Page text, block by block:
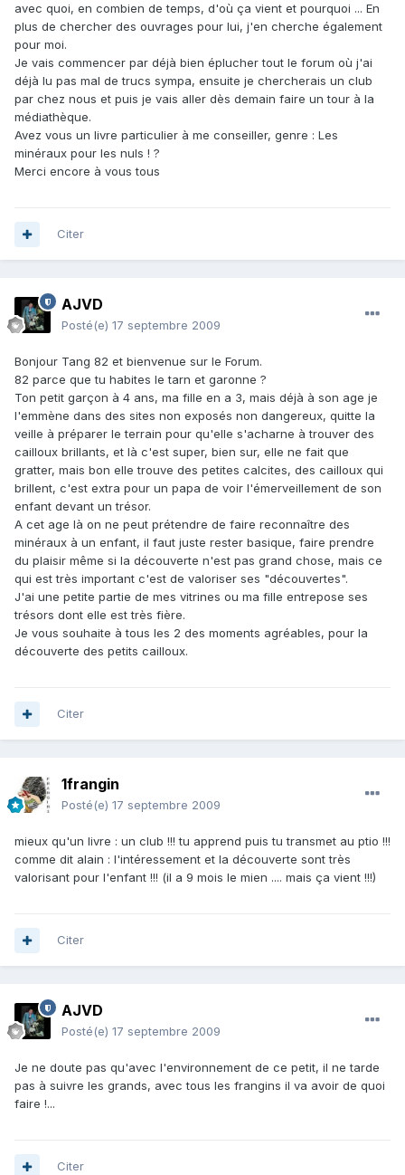
avec quoi, en combien de temps, d'où ça vient et pourquoi ... En
plus de chercher des ouvrages pour lui, j'en cherche également
pour moi.
Je vais commencer par déjà bien éplucher tout le forum où j'ai
déjà lu pas mal de trucs sympa, ensuite je chercherais un club
par chez nous et puis je vais aller dès demain faire un tour à la
médiathèque.
Avez vous un livre particulier à me conseiller, genre : Les
minéraux pour les nuls ! ?
Merci encore à vous tous
Citer
AJVD
Posté(e) 17 septembre 2009
Bonjour Tang 82 et bienvenue sur le Forum.
82 parce que tu habites le tarn et garonne ?
Ton petit garçon à 4 ans, ma fille en a 3, mais déjà à son age je
l'emmène dans des sites non exposés non dangereux, quitte la
veille à préparer le terrain pour qu'elle s'acharne à trouver des
cailloux brillants, et là c'est super, bien sur, elle ne fait que
gratter, mais bon elle trouve des petites calcites, des cailloux qui
brillent, c'est extra pour un papa de voir l'émerveillement de son
enfant devant un trésor.
A cet age là on ne peut prétendre de faire reconnaître des
minéraux à un enfant, il faut juste rester basique, faire prendre
du plaisir même si la découverte n'est pas grand chose, mais ce
qui est très important c'est de valoriser ses "découvertes".
J'ai une petite partie de mes vitrines ou ma fille entrepose ses
trésors dont elle est très fière.
Je vous souhaite à tous les 2 des moments agréables, pour la
découverte des petits cailloux.
Citer
1frangin
Posté(e) 17 septembre 2009
mieux qu'un livre : un club !!! tu apprend puis tu transmet au ptio !!!
comme dit alain : l'intéressement et la découverte sont très
valorisant pour l'enfant !!! (il a 9 mois le mien .... mais ça vient !!!)
Citer
AJVD
Posté(e) 17 septembre 2009
Je ne doute pas qu'avec l'environnement de ce petit, il ne tarde
pas à suivre les grands, avec tous les frangins il va avoir de quoi
faire !...
Citer